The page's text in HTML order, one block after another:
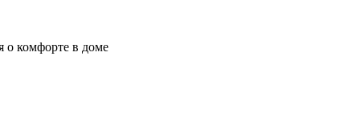
о комфорте в доме